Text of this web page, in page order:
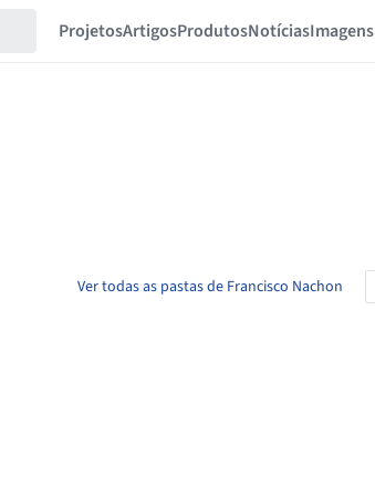
ProjetosArtigosProdutosNotíciasImagens
Ver todas as pastas de Francisco Nachon